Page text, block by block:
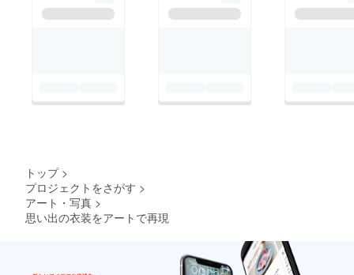
トップ >
プロジェクトをさがす >
アート・写真 >
思い出の衣装をアートで再現